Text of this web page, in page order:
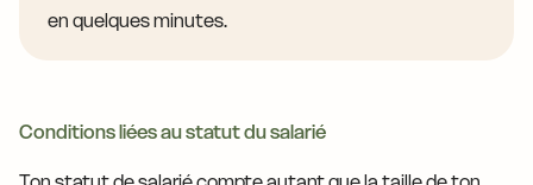
en quelques minutes.
Conditions liées au statut du salarié